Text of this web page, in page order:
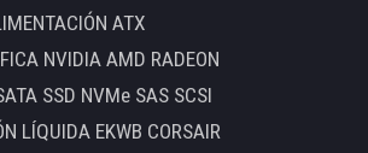
ATX
NVIDIA AMD RADEON
SSD NVMe SAS SCSI
LÍQUIDA EKWB CORSAIR